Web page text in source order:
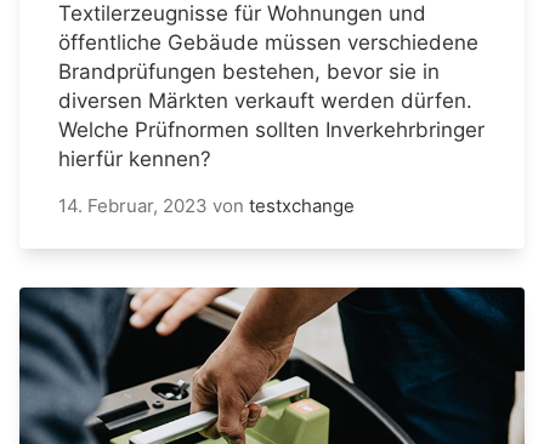
Textilerzeugnisse für Wohnungen und
öffentliche Gebäude müssen verschiedene
Brandprüfungen bestehen, bevor sie in
diversen Märkten verkauft werden dürfen.
Welche Prüfnormen sollten Inverkehrbringer
hierfür kennen?
14. Februar, 2023 von testxchange